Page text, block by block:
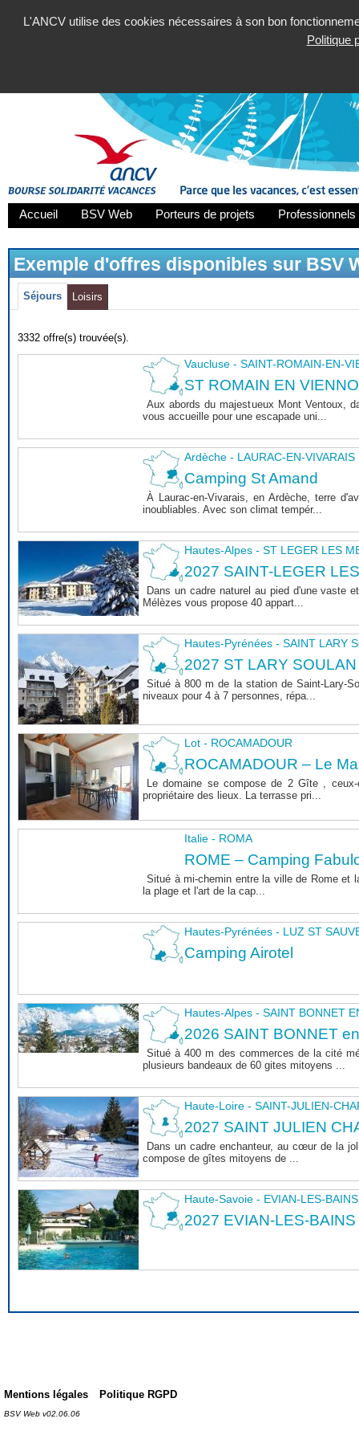
L'ANCV utilise des cookies nécessaires à son bon
Politique
Accueil BSV Web Porteurs de projets
Exemple d'offres disponibles sur BSV
Séjours Loisirs
3332 offre(s) trouvée(s).
Vaucluse - SAINT-ROMAIN-EN-
ST ROMAIN EN
Aux abords du majestueux Mont Ventoux,
vous accueille pour une escapade uni...
Ardèche - LAURAC-EN-VIVARAIS
Camping St Amand
À Laurac-en-Vivarais, en Ardèche, terre
inoubliables. Avec son climat tempér...
Hautes-Alpes - ST LEGER LES
2027 SAINT-LEGER
Dans un cadre naturel au pied d'une vaste
Mélèzes vous propose 40 appart...
Hautes-Pyrénées - SAINT LARY
2027 ST LARY SOULAN
Situé à 800 m de la station de Saint-Lary-
niveaux pour 4 à 7 personnes, répa...
Lot - ROCAMADOUR
ROCAMADOUR – Le
Le domaine se compose de 2 Gîte ,
propriétaire des lieux. La terrasse pri...
Italie - ROMA
ROME – Camping
Situé à mi-chemin entre la ville de Rome et
la plage et l'art de la cap...
Hautes-Pyrénées - LUZ ST
Camping Airotel
Hautes-Alpes - SAINT BONNET
2026 SAINT BONNET
Situé à 400 m des commerces de la cité
plusieurs bandeaux de 60 gites mitoyens ...
Haute-Loire - SAINT-JULIEN-
2027 SAINT JULIEN
Dans un cadre enchanteur, au cœur de la
compose de gîtes mitoyens de ...
Haute-Savoie - EVIAN-LES-BAINS
2027 EVIAN-LES-BAINS
Mentions légales Politique RGPD
BSV Web v02.06.06